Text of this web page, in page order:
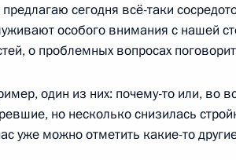
Ваагну Хачатуряну по
2022 года, 16:10
сегодня всё-таки
особого внимания с нашей
о проблемных вопросах
один из них: почему-то или, во
но несколько снизилась
уже можно отметить какие-то